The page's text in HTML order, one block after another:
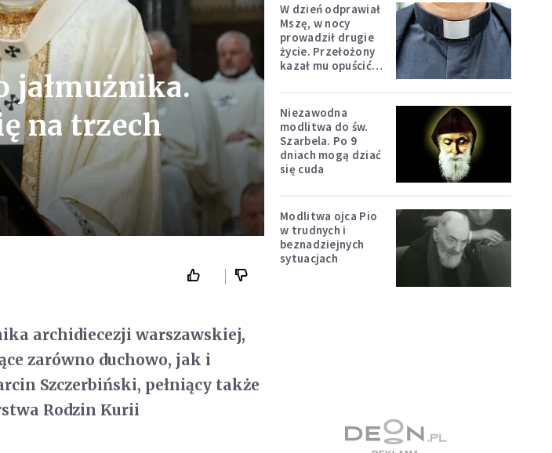
jałmużnika.
na trzech
archidiecezji warszawskiej,
zarówno duchowo, jak i
Szczerbiński, pełniący także
Rodzin Kurii
W dzień odprawiał
Mszę, w nocy
prowadził drugie
życie. Przełożony
kazał mu opuścić
Niezawodna
modlitwa do św.
Szarbela. Po 9
dniach mogą dziać
się cuda
Modlitwa ojca Pio
w trudnych i
beznadziejnych
sytuacjach